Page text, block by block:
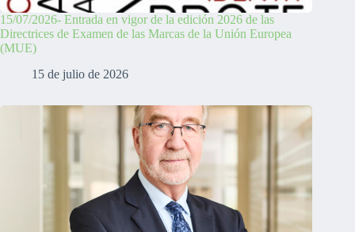
15/07/2026- Entrada en vigor de la edición 2026 de las
Directrices de Examen de las Marcas de la Unión Europea
(MUE)
15 de julio de 2026